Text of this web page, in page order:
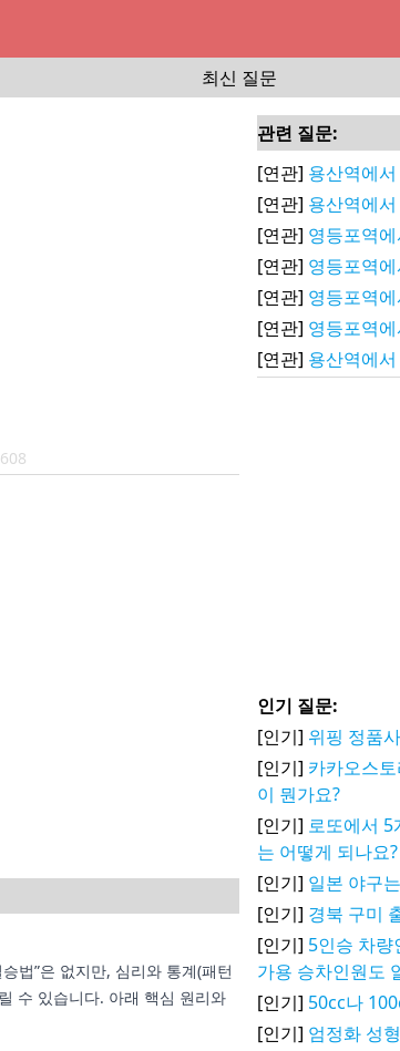
최신 질문
법”은 없지만, 심리와 통계(패턴
수 있습니다. 아래 핵심 원리와
관련 질문:
[연관] 용산역에
[연관] 용산역에
[연관] 영등포역
[연관] 영등포역
[연관] 영등포역
[연관] 영등포역
[연관] 용산역에
인기 질문:
[인기] 위핑 정품
[인기] 카카오스
이 뭔가요?
[인기] 로또에서 5
는 어떻게 되나요?
[인기] 일본 야구
[인기] 경북 구미
[인기] 5인승 차량
가용 승차인원도
[인기] 50cc나
[인기] 엄정화 성